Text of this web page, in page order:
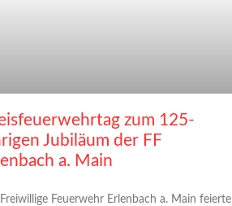
zum 125-
Jubiläum der FF
a. Main
Feuerwehr Erlenbach a. Main feierte